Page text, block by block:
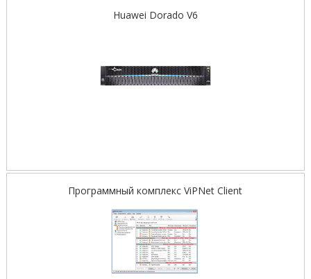
Huawei Dorado V6
Программный комплекс ViPNet Client